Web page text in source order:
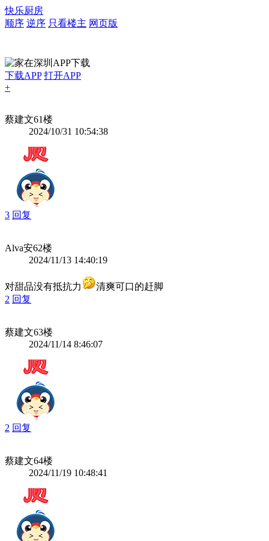
快乐厨房
顺序 逆序 只看楼主 网页版
下载APP 打开APP
+
蔡建文61楼
2024/10/31 10:54:38
3 回复
Alva安62楼
2024/11/13 14:40:19
对甜品没有抵抗力
清爽可口的赶脚
2 回复
蔡建文63楼
2024/11/14 8:46:07
2 回复
蔡建文64楼
2024/11/19 10:48:41